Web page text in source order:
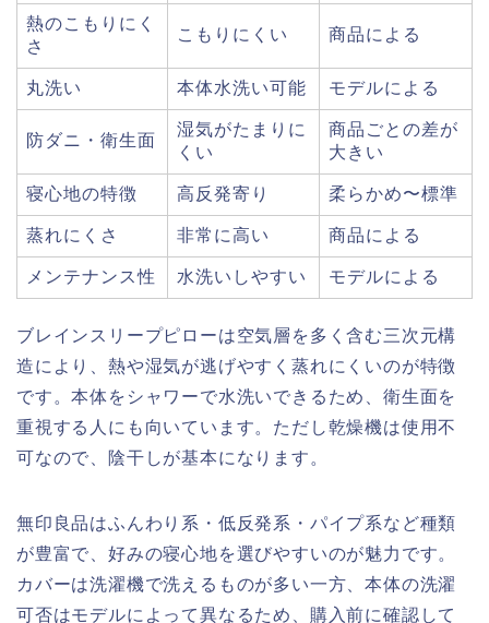
熱のこもりにく
さ
こもりにくい 商品による
丸洗い 本体水洗い可能 モデルによる
防ダニ・衛生面
湿気がたまりに
くい
商品ごとの差が
大きい
寝心地の特徴 高反発寄り 柔らかめ〜標準
蒸れにくさ 非常に高い 商品による
メンテナンス性 水洗いしやすい モデルによる
ブレインスリープピローは空気層を多く含む三次元構
造により、熱や湿気が逃げやすく蒸れにくいのが特徴
です。本体をシャワーで水洗いできるため、衛生面を
重視する人にも向いています。ただし乾燥機は使用不
可なので、陰干しが基本になります。
無印良品はふんわり系・低反発系・パイプ系など種類
が豊富で、好みの寝心地を選びやすいのが魅力です。
カバーは洗濯機で洗えるものが多い一方、本体の洗濯
可否はモデルによって異なるため、購入前に確認して